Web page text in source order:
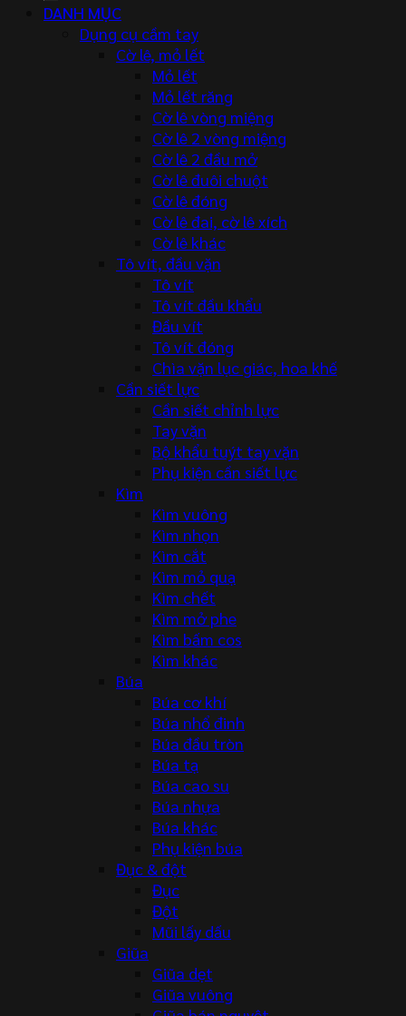
DANH MỤC
Dụng cụ cầm tay
Cờ lê, mỏ lết
Mỏ lết
Mỏ lết răng
Cờ lê vòng miệng
Cờ lê 2 vòng miệng
Cờ lê 2 đầu mở
Cờ lê đuôi chuột
Cờ lê đóng
Cờ lê đai, cờ lê xích
Cờ lê khác
Tô vít, đầu vặn
Tô vít
Tô vít đầu khẩu
Đầu vít
Tô vít đóng
Chìa vặn lục giác, hoa khế
Cần siết lực
Cần siết chỉnh lực
Tay vặn
Bộ khẩu tuýt tay vặn
Phụ kiện cần siết lực
Kìm
Kìm vuông
Kìm nhọn
Kìm cắt
Kìm mỏ quạ
Kìm chết
Kìm mở phe
Kìm bấm cos
Kìm khác
Búa
Búa cơ khí
Búa nhổ đinh
Búa đầu tròn
Búa tạ
Búa cao su
Búa nhựa
Búa khác
Phụ kiện búa
Đục & đột
Đục
Đột
Mũi lấy dấu
Giũa
Giũa dẹt
Giũa vuông